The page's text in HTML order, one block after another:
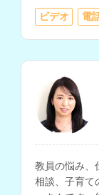
ビデオ 電
教員の悩み、
相談、子育て